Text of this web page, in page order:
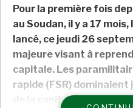
Pour la première fois
au Soudan, il y a 17
lancé, ce jeudi 26
majeure visant à
capitale. Les
rapide (FSR)
de la capitale et sont